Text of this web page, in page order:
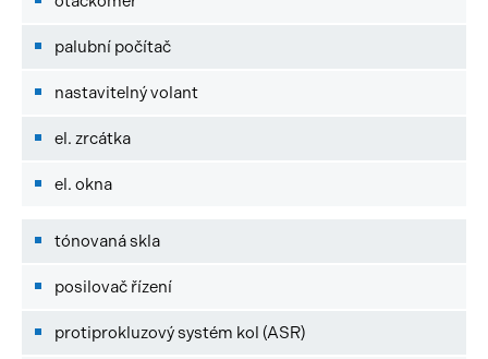
palubní počítač
nastavitelný volant
el. zrcátka
el. okna
tónovaná skla
posilovač řízení
protiprokluzový systém kol (ASR)